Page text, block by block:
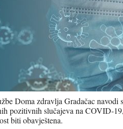
Doma zdravlja Gradačac navodi
pozitivnih slučajeva na COVID-
biti obavještena.